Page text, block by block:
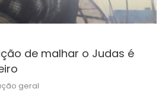
de malhar o Judas é
geral